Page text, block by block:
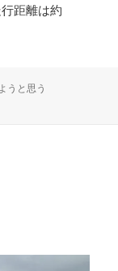
距離は約
うと思う